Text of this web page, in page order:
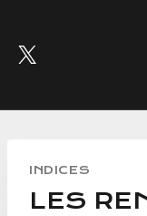
content
INDICES
LES